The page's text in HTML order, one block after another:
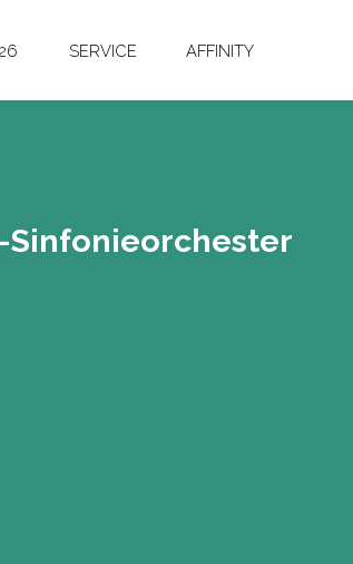
SERVICE AFFINITY
Sin­fo­nie­or­ches­ter